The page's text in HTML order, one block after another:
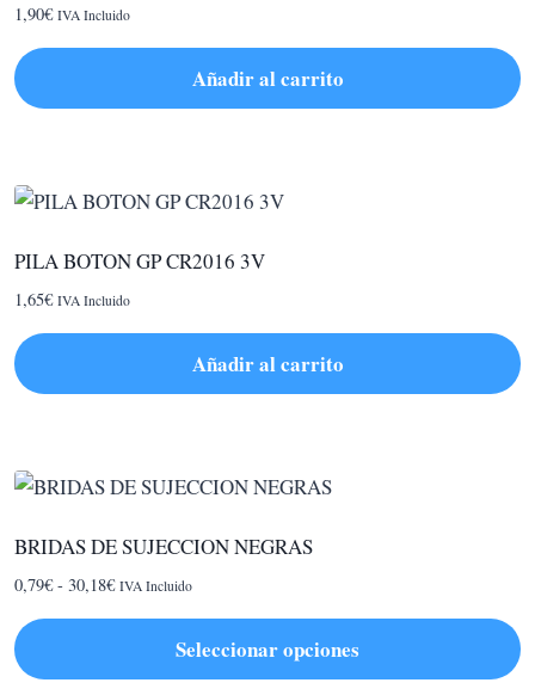
1,90€ IVA Incluido
Añadir al carrito
PILA BOTON GP CR2016 3V
1,65€ IVA Incluido
Añadir al carrito
BRIDAS DE SUJECCION NEGRAS
0,79€ - 30,18€Rango
IVA Incluido
Seleccionar opciones